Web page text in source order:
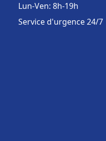
Lun-Ven: 8h-19h
Service d'urgence 24/7